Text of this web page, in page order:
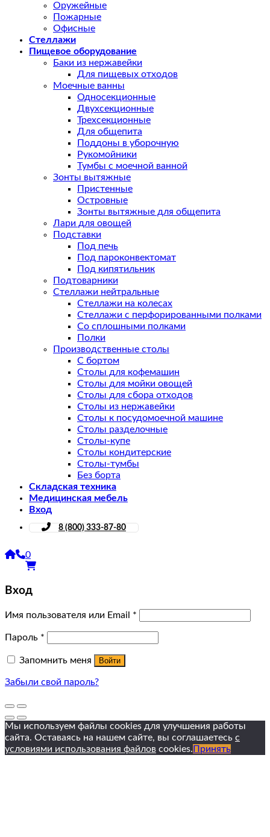
Оружейные
Пожарные
Офисные
Стеллажи
Пищевое оборудование
Баки из нержавейки
Для пищевых отходов
Моечные ванны
Односекционные
Двухсекционные
Трехсекционные
Для общепита
Поддоны в уборочную
Рукомойники
Тумбы с моечной ванной
Зонты вытяжные
Пристенные
Островные
Зонты вытяжные для общепита
Лари для овощей
Подставки
Под печь
Под пароконвектомат
Под кипятильник
Подтоварники
Стеллажи нейтральные
Стеллажи на колесах
Стеллажи с перфорированными полками
Со сплошными полками
Полки
Производственные столы
С бортом
Столы для кофемашин
Столы для мойки овощей
Столы для сбора отходов
Столы из нержавейки
Столы к посудомоечной машине
Столы разделочные
Столы-купе
Столы кондитерские
Столы-тумбы
Без борта
Складская техника
Медицинская мебель
Вход
8 (800) 333-87-80
0
Вход
Имя пользователя или Email *
Пароль *
Запомнить меня Войти
Забыли свой пароль?
Мы используем файлы cookies для улучшения работы
сайта. Оставаясь на нашем сайте, вы соглашаетесь с
условиями использования файлов cookies. Принять